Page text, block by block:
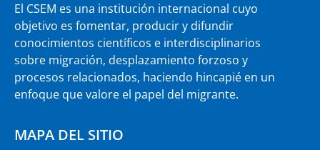
El CSEM es una institución internacional cuyo
objetivo es fomentar, producir y difundir
conocimientos científicos e interdisciplinarios
sobre migración, desplazamiento forzoso y
procesos relacionados, haciendo hincapié en un
enfoque que valore el papel del migrante.
MAPA DEL SITIO